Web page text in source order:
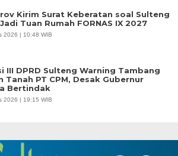
Kirim Surat Keberatan soal Sulteng
Tuan Rumah FORNAS IX 2027
2026 | 10:48 WIB
III DPRD Sulteng Warning Tambang
Tanah PT CPM, Desak Gubernur
Bertindak
2026 | 19:15 WIB